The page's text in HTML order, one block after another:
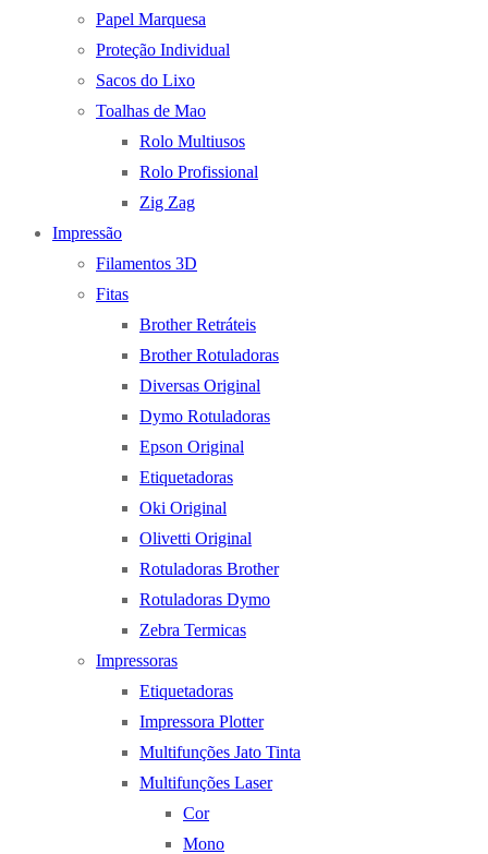
Papel Marquesa
Proteção Individual
Sacos do Lixo
Toalhas de Mao
Rolo Multiusos
Rolo Profissional
Zig Zag
Impressão
Filamentos 3D
Fitas
Brother Retráteis
Brother Rotuladoras
Diversas Original
Dymo Rotuladoras
Epson Original
Etiquetadoras
Oki Original
Olivetti Original
Rotuladoras Brother
Rotuladoras Dymo
Zebra Termicas
Impressoras
Etiquetadoras
Impressora Plotter
Multifunções Jato Tinta
Multifunções Laser
Cor
Mono